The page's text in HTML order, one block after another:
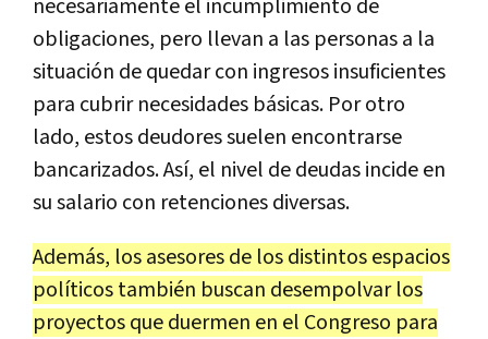
necesariamente el incumplimiento de
obligaciones, pero llevan a las personas a la
situación de quedar con ingresos insuficientes
para cubrir necesidades básicas. Por otro
lado, estos deudores suelen encontrarse
bancarizados. Así, el nivel de deudas incide en
su salario con retenciones diversas.
Además, los asesores de los distintos espacios
políticos también buscan desempolvar los
proyectos que duermen en el Congreso para